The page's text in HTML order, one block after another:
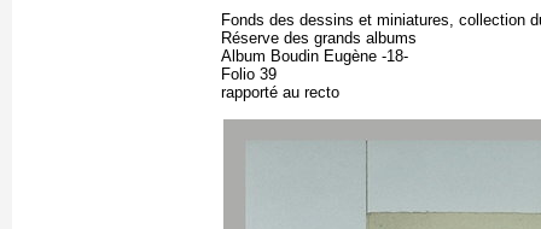
Fonds des dessins et miniatures, collection
Réserve des grands albums
Album Boudin Eugène -18-
Folio 39
rapporté au recto